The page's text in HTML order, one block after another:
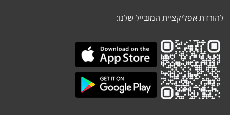
להורדת אפליקציית המובייל שלנו: